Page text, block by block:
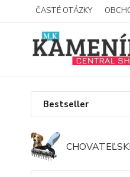
ČASTÉ OTÁZKY
Bestseller